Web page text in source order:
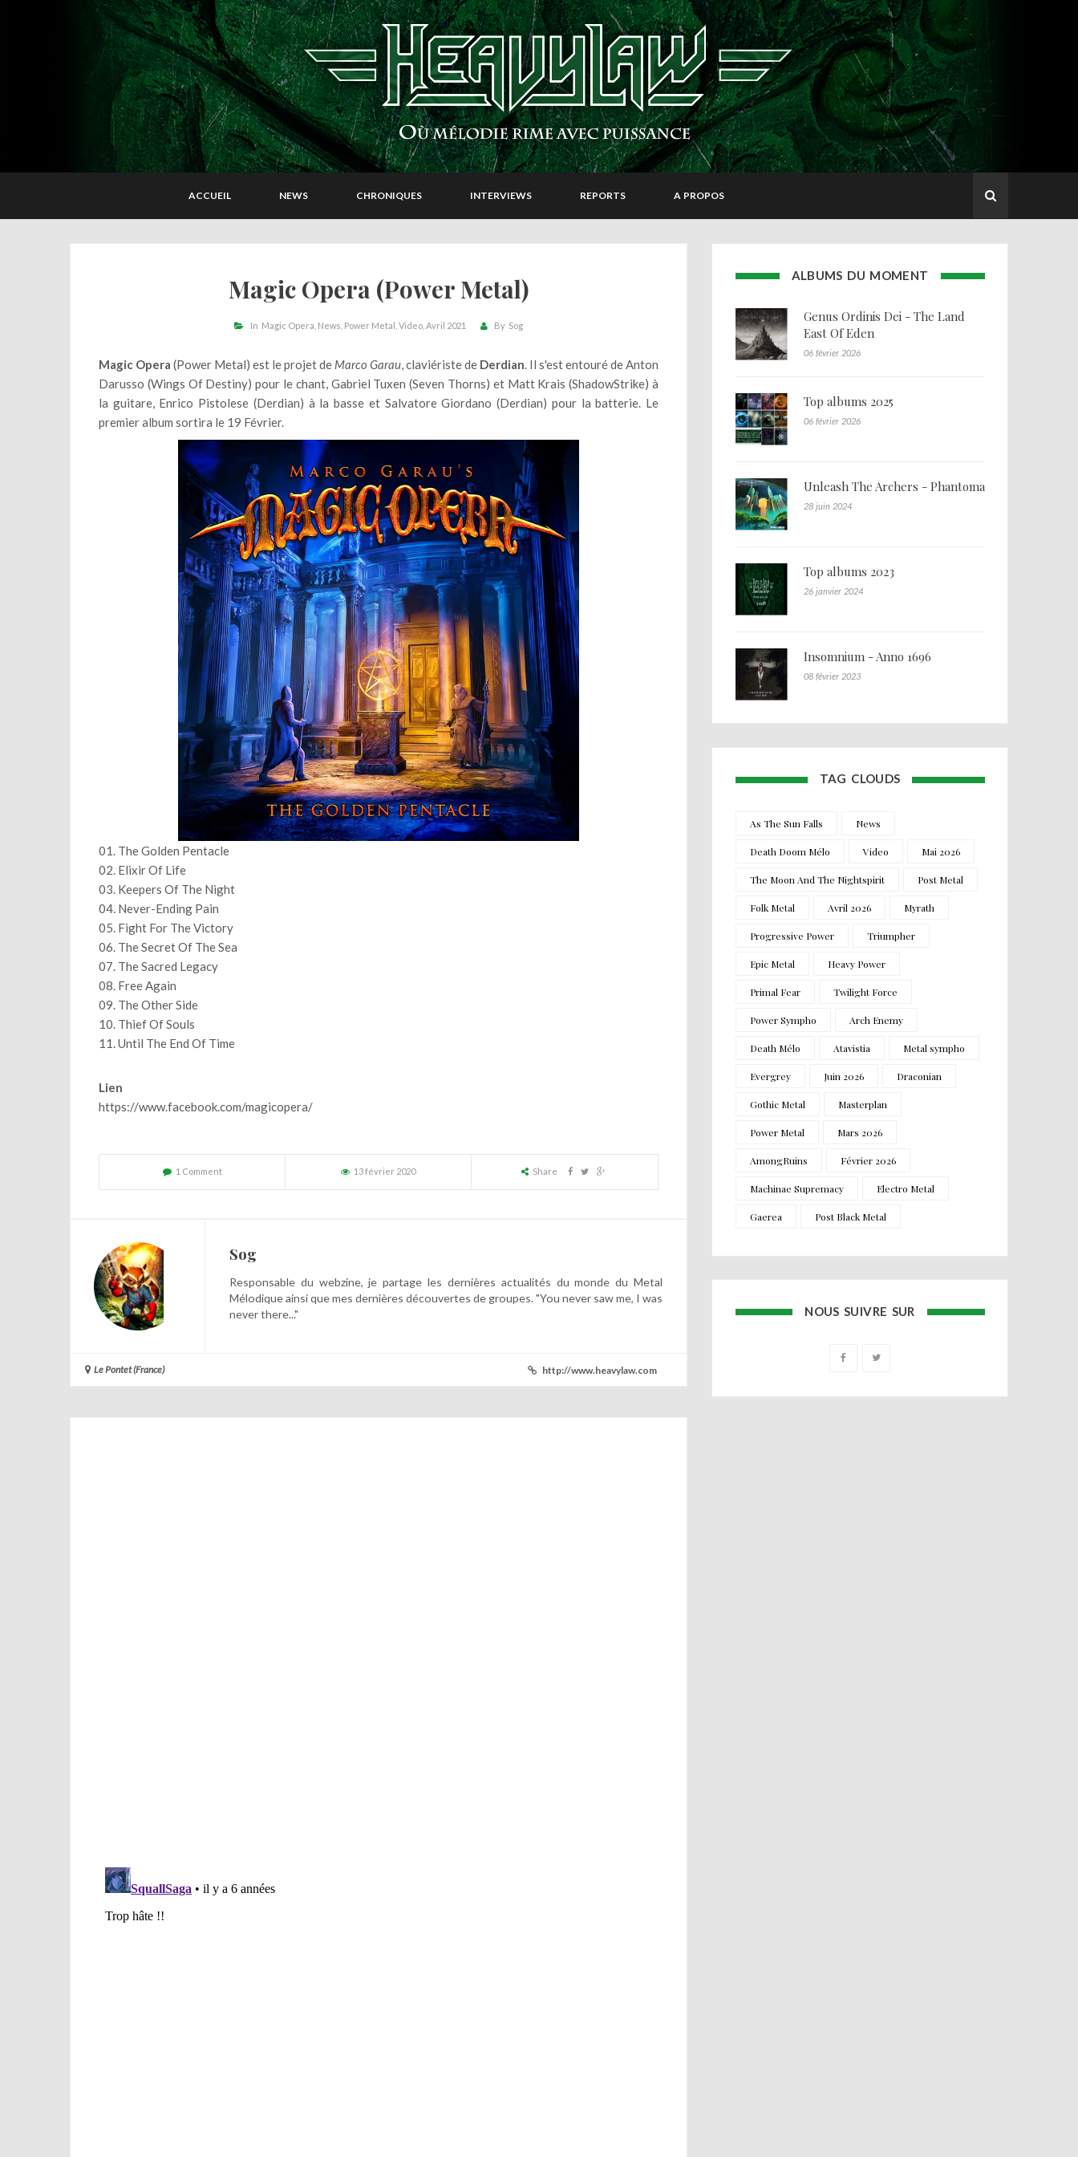
ACCUEIL NEWS CHRONIQUES INTERVIEWS REPORTS A PROPOS
Magic Opera (Power Metal)
In Magic Opera News Power Metal Video Avril 2021 By Sog
Magic Opera (Power Metal) est le projet de Marco Garau, claviériste de Derdian. Il s'est entouré de Anton
Darusso (Wings Of Destiny) pour le chant, Gabriel Tuxen (Seven Thorns) et Matt Krais (ShadowStrike) à
la guitare, Enrico Pistolese (Derdian) à la basse et Salvatore Giordano (Derdian) pour la batterie. Le
premier album sortira le 19 Février.
01. The Golden Pentacle
02. Elixir Of Life
03. Keepers Of The Night
04. Never-Ending Pain
05. Fight For The Victory
06. The Secret Of The Sea
07. The Sacred Legacy
08. Free Again
09. The Other Side
10. Thief Of Souls
11. Until The End Of Time
Lien
https://www.facebook.com/magicopera/
1 Comment 13 février 2020 Share
Sog
Responsable du webzine, je partage les dernières actualités du monde du Metal
Mélodique ainsi que mes dernières découvertes de groupes. "You never saw me, I was
never there..."
Le Pontet (France) http://www.heavylaw.com
ALBUMS DU MOMENT
Genus Ordinis Dei - The Land
East Of Eden
06 février 2026
Top albums 2025
06 février 2026
Unleash The Archers - Phantoma
28 juin 2024
Top albums 2023
26 janvier 2024
Insomnium - Anno 1696
08 février 2023
TAG CLOUDS
As The Sun Falls News
Death Doom Mélo Video Mai 2026
The Moon And The Nightspirit Post Metal
Folk Metal Avril 2026 Myrath
Progressive Power Triumpher
Epic Metal Heavy Power
Primal Fear Twilight Force
Power Sympho Arch Enemy
Death Mélo Atavistia Metal sympho
Evergrey Juin 2026 Draconian
Gothic Metal Masterplan
Power Metal Mars 2026
AmongRuins Février 2026
Machinae Supremacy Electro Metal
Gaerea Post Black Metal
NOUS SUIVRE SUR